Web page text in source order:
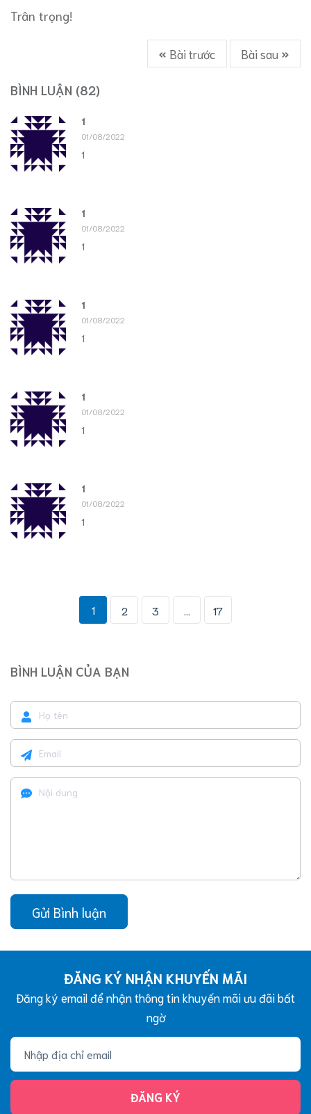
Trân trọng!
Bài trước Bài sau
BÌNH LUẬN (82)
1
01/08/2022
1
1
01/08/2022
1
1
01/08/2022
1
1
01/08/2022
1
1
01/08/2022
1
1 2 3 17
BÌNH LUẬN CỦA BẠN
Gửi Bình luận
ĐĂNG KÝ NHẬN KHUYẾN MÃI
Đăng ký email để nhận thông tin khuyến mãi ưu đãi bất
ngờ
ĐĂNG KÝ